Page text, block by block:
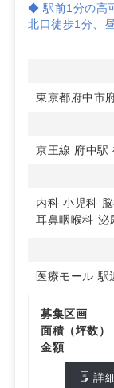
◆ 駅前1分の高
北口徒歩1分、
駅バス乗り入
2階区画ながら
◆ 競合より駅
す。耳鼻科の
で、受診後動線
◆ 開業計画に
定）、2026年
東京都府中市
京王線 府中駅
内科 小児科
耳鼻咽喉科 泌
医療モール 駅
募集区画
面積（坪数）
金額
詳